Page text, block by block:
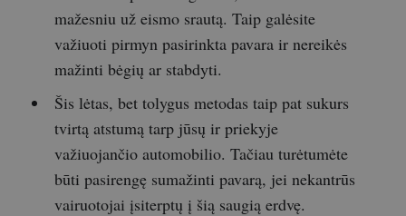
mažesniu už eismo srautą. Taip galėsite
važiuoti pirmyn pasirinkta pavara ir nereikės
mažinti bėgių ar stabdyti.
Šis lėtas, bet tolygus metodas taip pat sukurs
tvirtą atstumą tarp jūsų ir priekyje
važiuojančio automobilio. Tačiau turėtumėte
būti pasirengę sumažinti pavarą, jei nekantrūs
vairuotojai įsiterptų į šią saugią erdvę.